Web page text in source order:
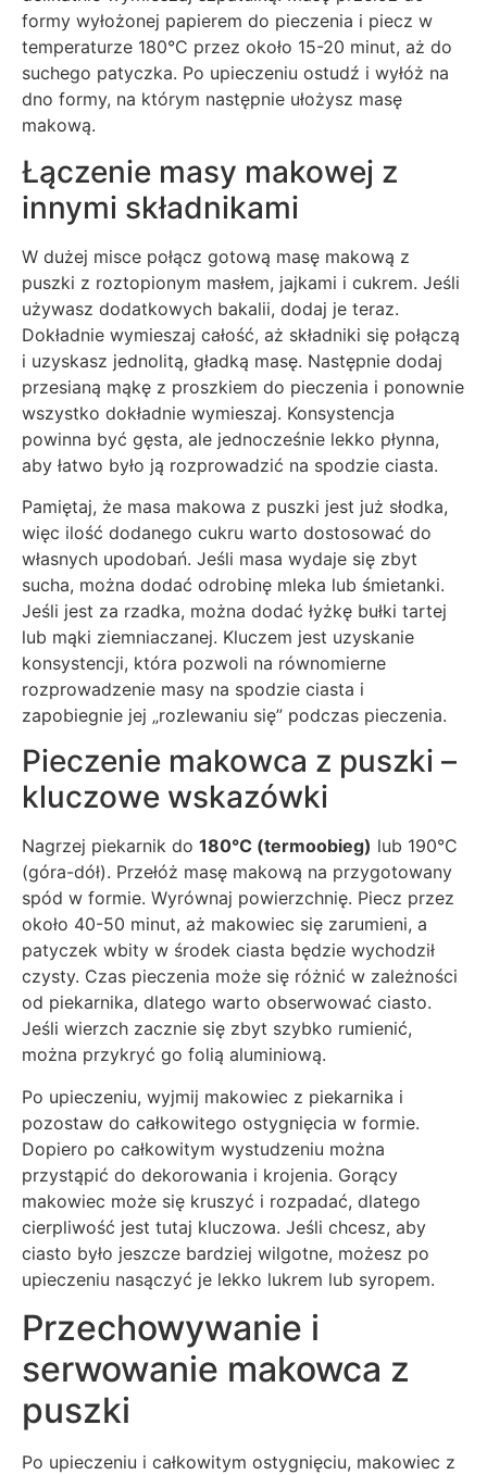
formy wyłożonej papierem do pieczenia i piecz w
temperaturze 180°C przez około 15-20 minut, aż do
suchego patyczka. Po upieczeniu ostudź i wyłóż na
dno formy, na którym następnie ułożysz masę
makową.
Łączenie masy makowej z
innymi składnikami
W dużej misce połącz gotową masę makową z
puszki z roztopionym masłem, jajkami i cukrem. Jeśli
używasz dodatkowych bakalii, dodaj je teraz.
Dokładnie wymieszaj całość, aż składniki się połączą
i uzyskasz jednolitą, gładką masę. Następnie dodaj
przesianą mąkę z proszkiem do pieczenia i ponownie
wszystko dokładnie wymieszaj. Konsystencja
powinna być gęsta, ale jednocześnie lekko płynna,
aby łatwo było ją rozprowadzić na spodzie ciasta.
Pamiętaj, że masa makowa z puszki jest już słodka,
więc ilość dodanego cukru warto dostosować do
własnych upodobań. Jeśli masa wydaje się zbyt
sucha, można dodać odrobinę mleka lub śmietanki.
Jeśli jest za rzadka, można dodać łyżkę bułki tartej
lub mąki ziemniaczanej. Kluczem jest uzyskanie
konsystencji, która pozwoli na równomierne
rozprowadzenie masy na spodzie ciasta i
zapobiegnie jej „rozlewaniu się” podczas pieczenia.
Pieczenie makowca z puszki –
kluczowe wskazówki
Nagrzej piekarnik do 180°C (termoobieg) lub 190°C
(góra-dół). Przełóż masę makową na przygotowany
spód w formie. Wyrównaj powierzchnię. Piecz przez
około 40-50 minut, aż makowiec się zarumieni, a
patyczek wbity w środek ciasta będzie wychodził
czysty. Czas pieczenia może się różnić w zależności
od piekarnika, dlatego warto obserwować ciasto.
Jeśli wierzch zacznie się zbyt szybko rumienić,
można przykryć go folią aluminiową.
Po upieczeniu, wyjmij makowiec z piekarnika i
pozostaw do całkowitego ostygnięcia w formie.
Dopiero po całkowitym wystudzeniu można
przystąpić do dekorowania i krojenia. Gorący
makowiec może się kruszyć i rozpadać, dlatego
cierpliwość jest tutaj kluczowa. Jeśli chcesz, aby
ciasto było jeszcze bardziej wilgotne, możesz po
upieczeniu nasączyć je lekko lukrem lub syropem.
Przechowywanie i
serwowanie makowca z
puszki
Po upieczeniu i całkowitym ostygnięciu, makowiec z